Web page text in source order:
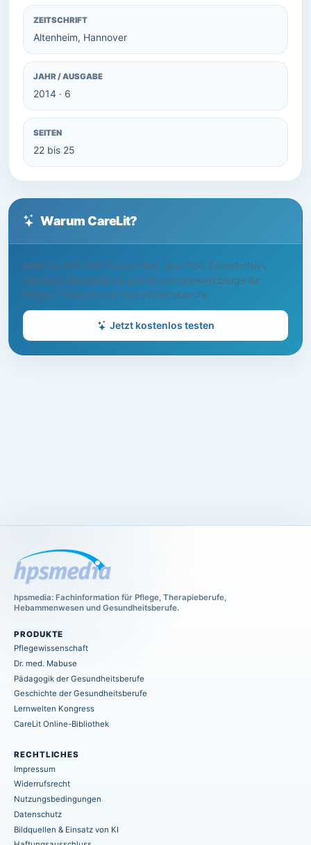
ZEITSCHRIFT
Altenheim, Hannover
JAHR / AUSGABE
2014 · 6
SEITEN
22 bis 25
Warum CareLit?
Mehr als 500.000 Fachartikel, über 450 Zeitschriften,
Volltexte, Readerlisten und Recherchewerkzeuge für
Pflege, Therapie und Gesundheitsberufe.
Jetzt kostenlos testen
hpsmedia: Fachinformation für Pflege, Therapieberufe,
Hebammenwesen und Gesundheitsberufe.
PRODUKTE
Pflegewissenschaft
Dr. med. Mabuse
Pädagogik der Gesundheitsberufe
Geschichte der Gesundheitsberufe
Lernwelten Kongress
CareLit Online-Bibliothek
RECHTLICHES
Impressum
Widerrufsrecht
Nutzungsbedingungen
Datenschutz
Bildquellen & Einsatz von KI